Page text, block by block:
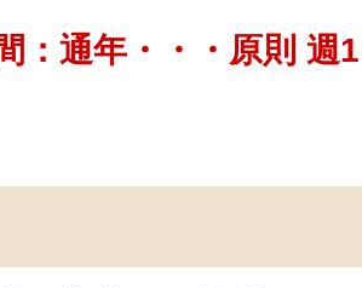
：通年・・・原則 週